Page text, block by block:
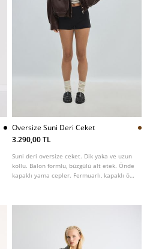
Oversize Suni Deri Ceket
3.290,00 TL
Suni deri oversize ceket. Dik yaka ve uzun
kollu. Balon formlu, büzgülü alt etek. Önde
kapaklı yama cepler. Fermuarlı, kapaklı ön